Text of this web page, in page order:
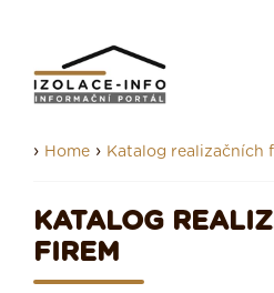
› Home › Katalog realizačních
KATALOG
FIREM